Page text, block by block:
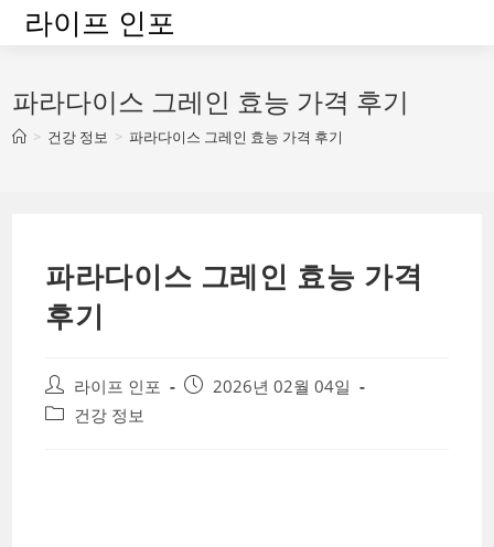
Skip라이프 인포
파라다이스 그레인 효능 가격 후기
> 건강 정보 > 파라다이스 그레인 효능 가격 후기
파라다이스 그레인 효능 가격
후기
Post
author:
라이프 인포
Post2026년 02월 04일
Post건강 정보